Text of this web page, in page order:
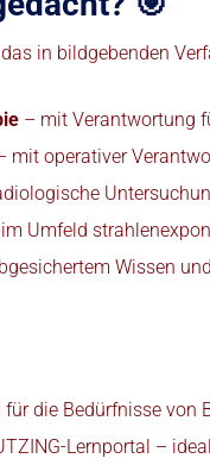
in bildgebenden
– mit Verantwortung
mit operativer
Umfeld
Wissen
die Bedürfnisse
Lernportal –